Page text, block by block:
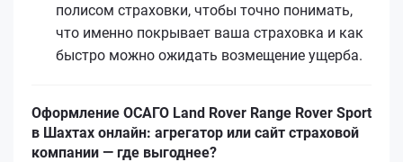
полисом страховки, чтобы точно понимать,
что именно покрывает ваша страховка и как
быстро можно ожидать возмещение ущерба.
Оформление ОСАГО Land Rover Range Rover Sport
в Шахтах онлайн: агрегатор или сайт страховой
компании — где выгоднее?